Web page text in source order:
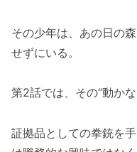
その少年は、あの日の
せずにいる。
第2話では、その“動か
証拠品としての拳銃を